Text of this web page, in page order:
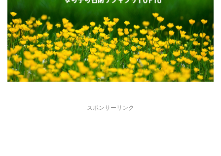
スポンサーリンク